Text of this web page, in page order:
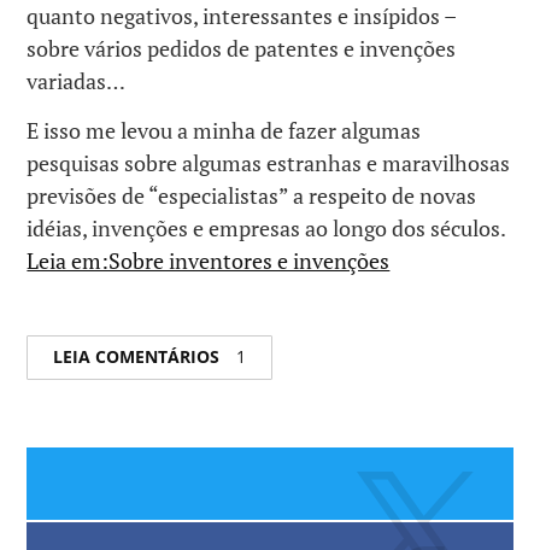
quanto negativos, interessantes e insípidos –
sobre vários pedidos de patentes e invenções
variadas…
E isso me levou a minha de fazer algumas
pesquisas sobre algumas estranhas e maravilhosas
previsões de “especialistas” a respeito de novas
idéias, invenções e empresas ao longo dos séculos.
Leia em:Sobre inventores e invenções
LEIA COMENTÁRIOS 1